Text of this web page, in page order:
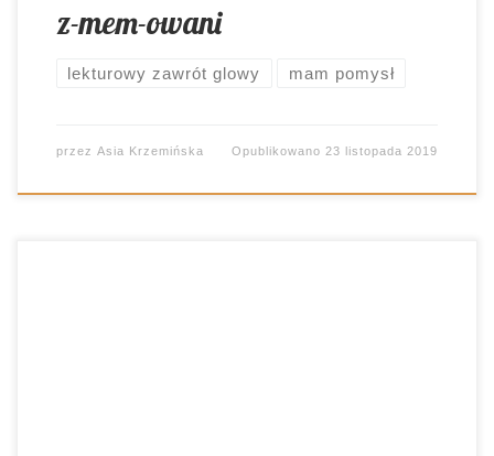
z-mem-owani
lekturowy zawrót glowy mam pomysł
przez Asia Krzemińska Opublikowano 23 listopada 2019